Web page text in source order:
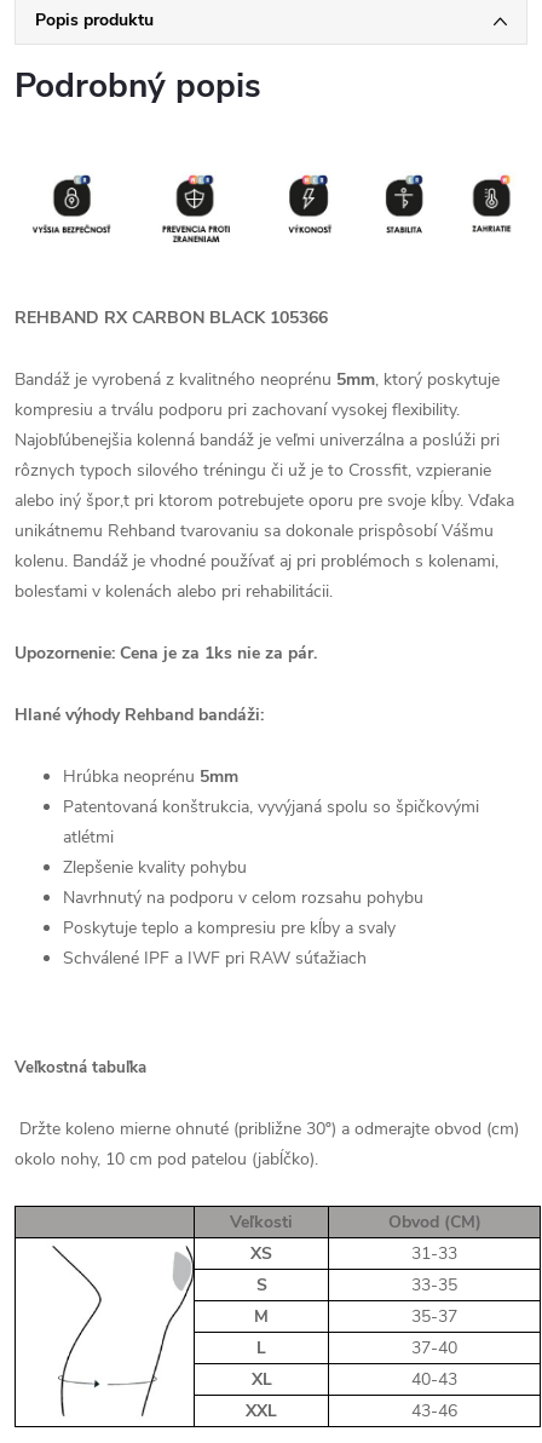
Popis produktu
Podrobný popis
REHBAND RX CARBON BLACK 105366
Bandáž je vyrobená z kvalitného neoprénu 5mm, ktorý poskytuje
kompresiu a trválu podporu pri zachovaní vysokej flexibility.
Najobľúbenejšia kolenná bandáž je veľmi univerzálna a poslúži pri
rôznych typoch silového tréningu či už je to Crossfit, vzpieranie
alebo iný špor,t pri ktorom potrebujete oporu pre svoje kĺby. Vďaka
unikátnemu Rehband tvarovaniu sa dokonale prispôsobí Vášmu
kolenu. Bandáž je vhodné používať aj pri problémoch s kolenami,
bolesťami v kolenách alebo pri rehabilitácii.
Upozornenie: Cena je za 1ks nie za pár.
Hlané výhody Rehband bandáži:
Hrúbka neoprénu 5mm
Patentovaná konštrukcia, vyvýjaná spolu so špičkovými
atlétmi
Zlepšenie kvality pohybu
Navrhnutý na podporu v celom rozsahu pohybu
Poskytuje teplo a kompresiu pre kĺby a svaly
Schválené IPF a IWF pri RAW súťažiach
Veľkostná tabuľka
Držte koleno mierne ohnuté (približne 30º) a odmerajte obvod (cm)
okolo nohy, 10 cm pod patelou (jabĺčko).
Veľkosti
Obvod (CM)
XS
31-33
S
33-35
M
35-37
L
37-40
XL
40-43
XXL
43-46